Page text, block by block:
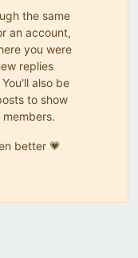
the same
an account,
you were
replies
also be
to show
better 💗